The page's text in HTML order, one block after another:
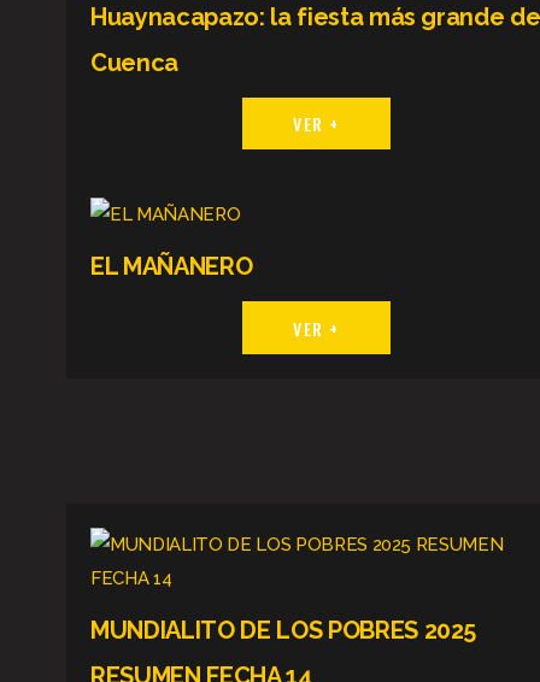
Huaynacapazo: la fiesta más grande de
Cuenca
VER +
EL MAÑANERO
VER +
MUNDIALITO DE LOS POBRES 2025
RESUMEN FECHA 14